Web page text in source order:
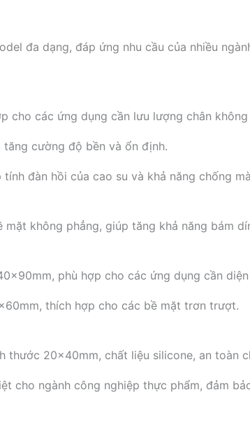
đa dạng, đáp ứng nhu cầu của nhiều
cho các ứng dụng cần lưu lượng chân
cường độ bền và ổn định.
đàn hồi của cao su và khả năng chống
không phẳng, giúp tăng khả năng bám
phù hợp cho các ứng dụng cần
thích hợp cho các bề mặt trơn trượt.
thước 20x40mm, chất liệu silicone, an toàn
cho ngành công nghiệp thực phẩm, đảm